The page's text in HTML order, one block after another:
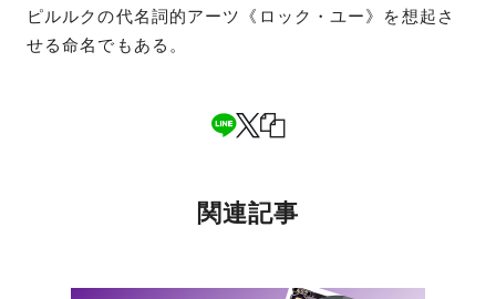
ピルルクの代名詞的アーツ《ロック・ユー》を想起さ
せる命名でもある。
関連記事